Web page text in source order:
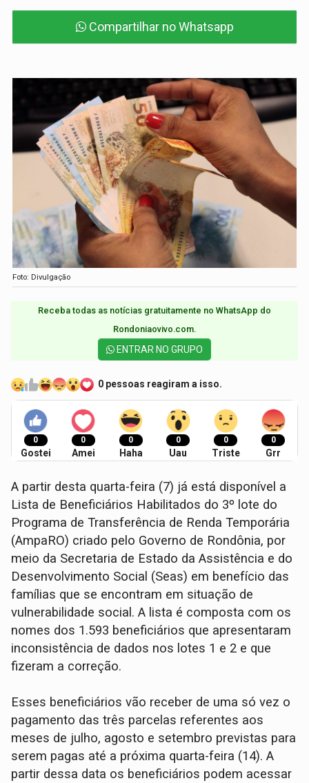
Compartilhar no Whatsapp
Foto: Divulgação
Receba todas as notícias gratuitamente no WhatsApp do
Rondoniaovivo.com.​
ENTRAR NO GRUPO
0 pessoas reagiram a isso.
0
Gostei
0
Amei
0
Haha
0
Uau
0
Triste
0
Grr
A partir desta quarta-feira (7) já está disponível a
Lista de Beneficiários Habilitados do 3º lote do
Programa de Transferência de Renda Temporária
(AmpaRO) criado pelo Governo de Rondônia, por
meio da Secretaria de Estado da Assistência e do
Desenvolvimento Social (Seas) em benefício das
famílias que se encontram em situação de
vulnerabilidade social. A lista é composta com os
nomes dos 1.593 beneficiários que apresentaram
inconsistência de dados nos lotes 1 e 2 e que
fizeram a correção.
Esses beneficiários vão receber de uma só vez o
pagamento das três parcelas referentes aos
meses de julho, agosto e setembro previstas para
serem pagas até a próxima quarta-feira (14). A
partir dessa data os beneficiários podem acessar